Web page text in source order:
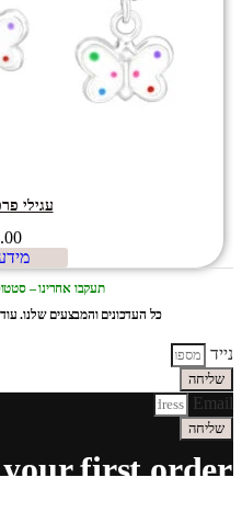
עגילי
תעקבו אחרינו –
כל העדכונים והמבצעים שלנו.
נייד
שליחה
Email
שליחה
first order